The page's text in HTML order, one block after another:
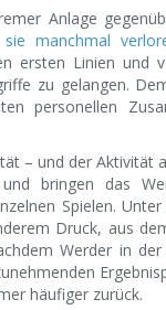
Anlage
sie manchmal
ersten Linien und
zu gelangen.
personellen
– und der Aktivität
und bringen das
Spielen.
Druck, aus
Werder in
häufiger zurück.